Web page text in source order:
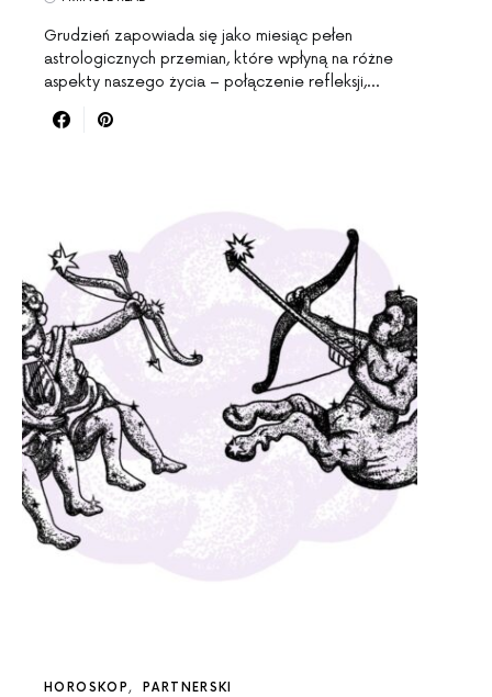
Grudzień zapowiada się jako miesiąc pełen
astrologicznych przemian, które wpłyną na różne
aspekty naszego życia – połączenie refleksji,…
HOROSKOP PARTNERSKI